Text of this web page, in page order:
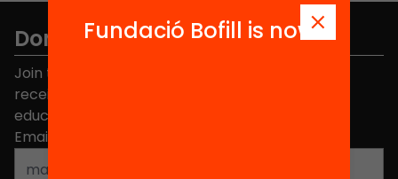
Don't miss anything.
Join the more than 40,000 people who already
receive news about initiatives and projects for
educational change in Catalonia.
Email address
Fundació Bofill is now